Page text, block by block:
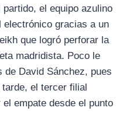
el equipo azulino
electrónico gracias a un
que logró perforar la
madridista. Poco le
de David Sánchez, pues
el tercer filial
empate desde el punto